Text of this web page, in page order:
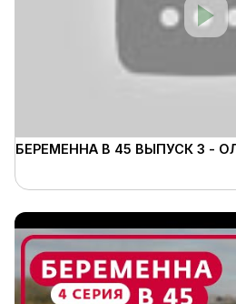
БЕРЕМЕННА В 45 ВЫПУСК 3 -